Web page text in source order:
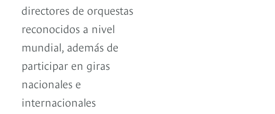
directores de orquestas
reconocidos a nivel
mundial, además de
participar en giras
nacionales e
internacionales